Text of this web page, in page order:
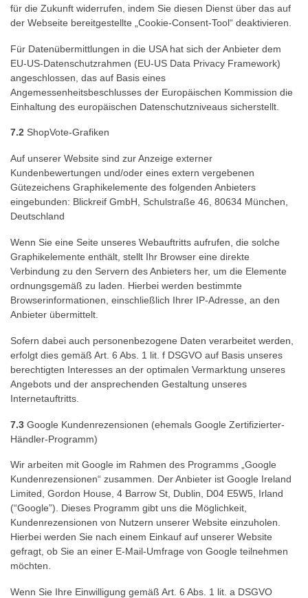
für die Zukunft widerrufen, indem Sie diesen Dienst über das auf
der Webseite bereitgestellte „Cookie-Consent-Tool“ deaktivieren.
Für Datenübermittlungen in die USA hat sich der Anbieter dem
EU-US-Datenschutzrahmen (EU-US Data Privacy Framework)
angeschlossen, das auf Basis eines
Angemessenheitsbeschlusses der Europäischen Kommission die
Einhaltung des europäischen Datenschutzniveaus sicherstellt.
7.2 ShopVote-Grafiken
Auf unserer Website sind zur Anzeige externer
Kundenbewertungen und/oder eines extern vergebenen
Gütezeichens Graphikelemente des folgenden Anbieters
eingebunden: Blickreif GmbH, Schulstraße 46, 80634 München,
Deutschland
Wenn Sie eine Seite unseres Webauftritts aufrufen, die solche
Graphikelemente enthält, stellt Ihr Browser eine direkte
Verbindung zu den Servern des Anbieters her, um die Elemente
ordnungsgemäß zu laden. Hierbei werden bestimmte
Browserinformationen, einschließlich Ihrer IP-Adresse, an den
Anbieter übermittelt.
Sofern dabei auch personenbezogene Daten verarbeitet werden,
erfolgt dies gemäß Art. 6 Abs. 1 lit. f DSGVO auf Basis unseres
berechtigten Interesses an der optimalen Vermarktung unseres
Angebots und der ansprechenden Gestaltung unseres
Internetauftritts.
7.3 Google Kundenrezensionen (ehemals Google Zertifizierter-
Händler-Programm)
Wir arbeiten mit Google im Rahmen des Programms „Google
Kundenrezensionen“ zusammen. Der Anbieter ist Google Ireland
Limited, Gordon House, 4 Barrow St, Dublin, D04 E5W5, Irland
(“Google”). Dieses Programm gibt uns die Möglichkeit,
Kundenrezensionen von Nutzern unserer Website einzuholen.
Hierbei werden Sie nach einem Einkauf auf unserer Website
gefragt, ob Sie an einer E-Mail-Umfrage von Google teilnehmen
möchten.
Wenn Sie Ihre Einwilligung gemäß Art. 6 Abs. 1 lit. a DSGVO